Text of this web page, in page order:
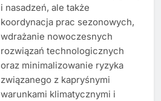
i nasadzeń, ale także
koordynacja prac sezonowych,
wdrażanie nowoczesnych
rozwiązań technologicznych
oraz minimalizowanie ryzyka
związanego z kapryśnymi
warunkami klimatycznymi i